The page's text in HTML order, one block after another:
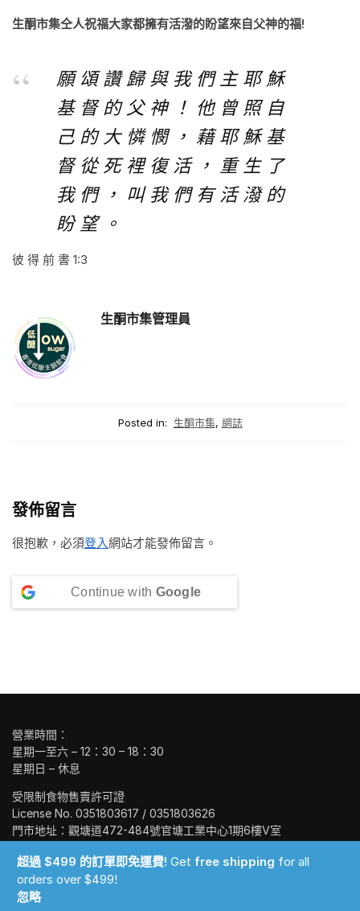
生酮市集仝人祝福大家都擁有活潑的盼望來自父神的福!
願 頌 讚 歸 與 我 們 主 耶 穌
基 督 的 父 神 ！ 他 曾 照 自
己 的 大 憐 憫 ， 藉 耶 穌 基
督 從 死 裡 復 活 ， 重 生 了
我 們 ， 叫 我 們 有 活 潑 的
盼 望 。
彼 得 前 書 1:3
生酮市集管理員
Posted in: 生酮市集, 網誌
發佈留言
很抱歉，必須登入網站才能發佈留言。
Continue with Google
營業時間：
星期一至六 – 12：30 – 18：30
星期日 – 休息
受限制食物售賣許可證
License No. 0351803617 / 0351803626
門市地址：觀塘道472-484號官塘工業中心1期6樓V室
Kwun Tong Road,
Kwun Tong
超過 $499 的訂單即免運費!Get free shipping for all
orders over $499!
忽略